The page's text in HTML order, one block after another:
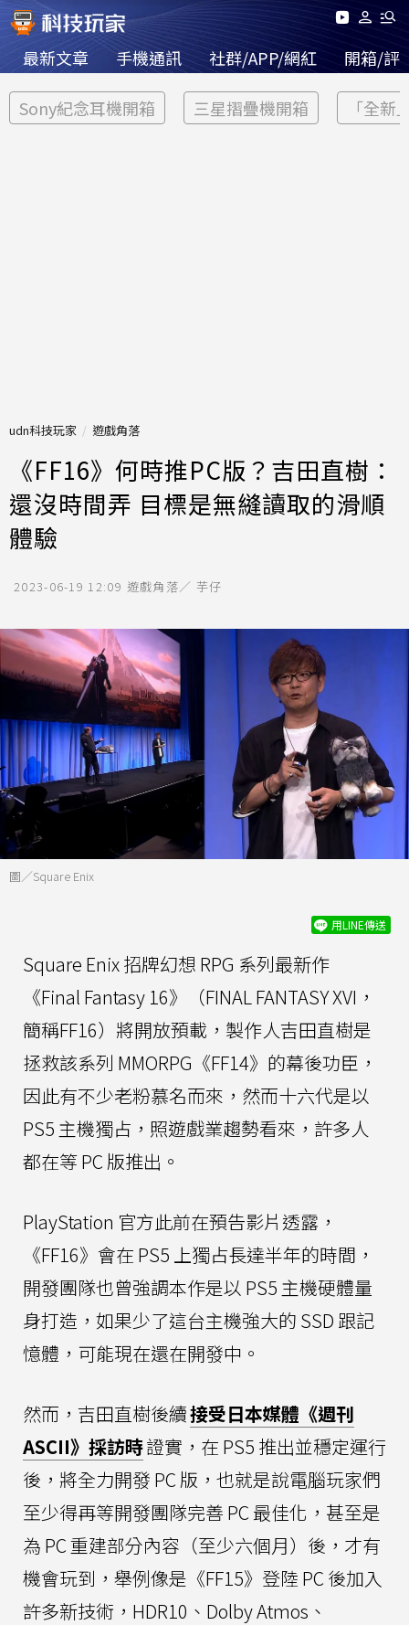
最新文章 手機通訊 社群/APP/網紅 開箱/評
Sony紀念耳機開箱 三星摺疊機開箱 「全新
udn科技玩家 遊戲角落
《FF16》何時推PC版？吉田直樹：
還沒時間弄 目標是無縫讀取的滑順
體驗
2023-06-19 12:09 遊戲角落／ 芋仔
圖／Square Enix
用LINE傳送
Square Enix 招牌幻想 RPG 系列最新作
《Final Fantasy 16》（FINAL FANTASY XVI，
簡稱FF16）將開放預載，製作人吉田直樹是
拯救該系列 MMORPG《FF14》的幕後功臣，
因此有不少老粉慕名而來，然而十六代是以
PS5 主機獨占，照遊戲業趨勢看來，許多人
都在等 PC 版推出。
PlayStation 官方此前在預告影片透露，
《FF16》會在 PS5 上獨占長達半年的時間，
開發團隊也曾強調本作是以 PS5 主機硬體量
身打造，如果少了這台主機強大的 SSD 跟記
憶體，可能現在還在開發中。
然而，吉田直樹後續接受日本媒體《週刊
ASCII》採訪時證實，在 PS5 推出並穩定運行
後，將全力開發 PC 版，也就是說電腦玩家們
至少得再等開發團隊完善 PC 最佳化，甚至是
為 PC 重建部分內容（至少六個月）後，才有
機會玩到，舉例像是《FF15》登陸 PC 後加入
許多新技術，HDR10、Dolby Atmos、